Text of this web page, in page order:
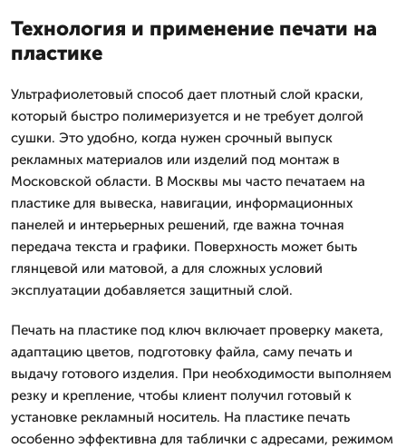
Технология и применение печати на
пластике
Ультрафиолетовый способ дает плотный слой краски,
который быстро полимеризуется и не требует долгой
сушки. Это удобно, когда нужен срочный выпуск
рекламных материалов или изделий под монтаж в
Московской области. В Москвы мы часто печатаем на
пластике для вывеска, навигации, информационных
панелей и интерьерных решений, где важна точная
передача текста и графики. Поверхность может быть
глянцевой или матовой, а для сложных условий
эксплуатации добавляется защитный слой.
Печать на пластике под ключ включает проверку макета,
адаптацию цветов, подготовку файла, саму печать и
выдачу готового изделия. При необходимости выполняем
резку и крепление, чтобы клиент получил готовый к
установке рекламный носитель. На пластике печать
особенно эффективна для таблички с адресами, режимом